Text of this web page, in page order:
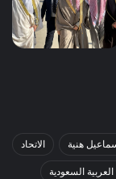
هنية الاتحاد
السعودية